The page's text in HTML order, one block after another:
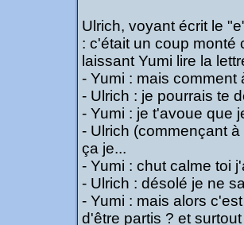
Ulrich, voyant écrit le
: c'était un coup monté
laissant Yumi lire la
- Yumi : mais
- Ulrich : je pourrais te
- Yumi : je t'avoue que
- Ulrich (commençant
ça je...
- Yumi : chut calme toi
- Ulrich : désolé je ne
- Yumi : mais alors
d'être partis ? et